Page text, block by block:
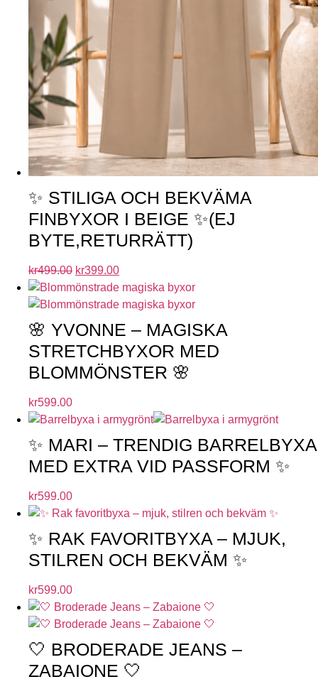
✨ STILIGA OCH BEKVÄMA
FINBYXOR I BEIGE ✨(EJ
BYTE,RETURRÄTT)
kr499.00 kr399.00
🌸 YVONNE – MAGISKA
STRETCHBYXOR MED
BLOMMÖNSTER 🌸
kr599.00
✨ MARI – TRENDIG BARRELBYXA
MED EXTRA VID PASSFORM ✨
kr599.00
✨ RAK FAVORITBYXA – MJUK,
STILREN OCH BEKVÄM ✨
kr599.00
🤍 BRODERADE JEANS –
ZABAIONE 🤍